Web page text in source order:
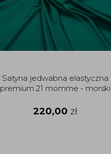
Satyna jedwabna elastyczna
premium 21 momme - morski
220,00 zł